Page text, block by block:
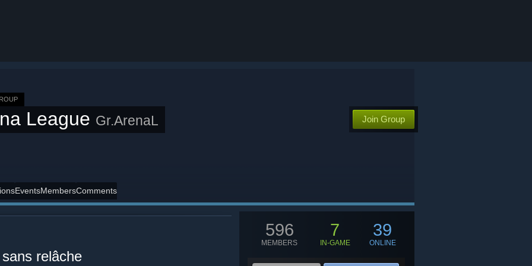
League Gr.ArenaL Join Group
EventsMembersComments
relâche
596
MEMBERS
7
IN-GAME
39
ONLINE